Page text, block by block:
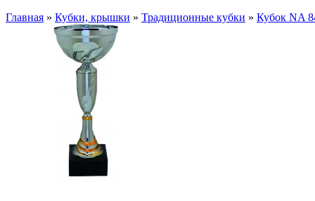
Главная » Кубки, крышки » Традиционные кубки » Кубок NA